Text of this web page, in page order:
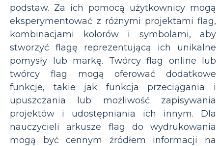
podstaw. Za ich pomocą użytkownicy mogą
eksperymentować z różnymi projektami flag,
kombinacjami kolorów i symbolami, aby
stworzyć flagę reprezentującą ich unikalne
pomysły lub markę. Twórcy flag online lub
twórcy flag mogą oferować dodatkowe
funkcje, takie jak funkcja przeciągania i
upuszczania lub możliwość zapisywania
projektów i udostępniania ich innym. Dla
nauczycieli arkusze flag do wydrukowania
mogą być cennym źródłem informacji na